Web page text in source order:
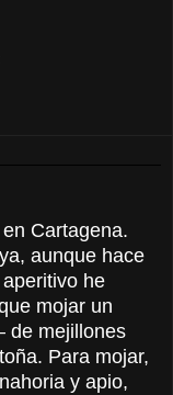
Cartagena.
aunque hace
he
mojar un
de mejillones
Para mojar,
y apio,